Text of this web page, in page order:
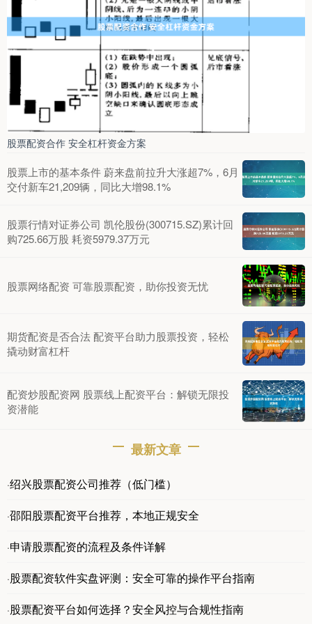
股票配资合作 安全杠杆资金方案
股票上市的基本条件 蔚来盘前拉升大涨超7%，6月
交付新车21,209辆，同比大增98.1%
股票行情对证券公司 凯伦股份(300715.SZ)累计回
购725.66万股 耗资5979.37万元
股票网络配资 可靠股票配资，助你投资无忧
期货配资是否合法 配资平台助力股票投资，轻松
撬动财富杠杆
配资炒股配资网 股票线上配资平台：解锁无限投
资潜能
最新文章
·绍兴股票配资公司推荐（低门槛）
·邵阳股票配资平台推荐，本地正规安全
·申请股票配资的流程及条件详解
·股票配资软件实盘评测：安全可靠的操作平台指南
·股票配资平台如何选择？安全风控与合规性指南